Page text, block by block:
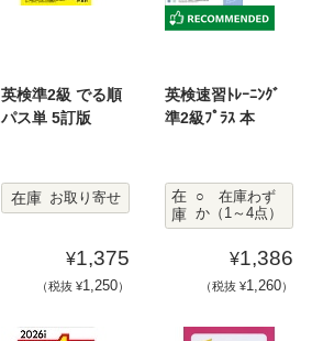
英検準2級 でる順
パス単 5訂版
在庫 お取り寄せ
¥1,375
（税抜 ¥1,250）
英検速習ﾄﾚｰﾆﾝｸﾞ
準2級ﾌﾟﾗｽ 本
在
庫
○ 在庫わず
か（1～4点）
¥1,386
（税抜 ¥1,260）